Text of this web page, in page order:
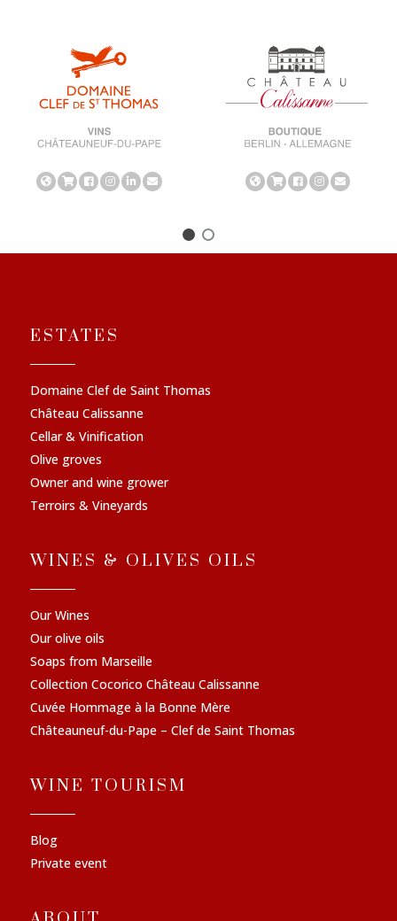
ESTATES
Domaine Clef de Saint Thomas
Château Calissanne
Cellar & Vinification
Olive groves
Owner and wine grower
Terroirs & Vineyards
WINES & OLIVES OILS
Our Wines
Our olive oils
Soaps from Marseille
Collection Cocorico Château Calissanne
Cuvée Hommage à la Bonne Mère
Châteauneuf-du-Pape – Clef de Saint Thomas
WINE TOURISM
Blog
Private event